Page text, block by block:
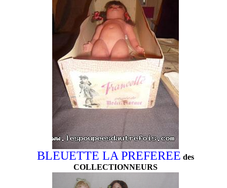
BLEUETTE LA PREFEREE des
COLLECTIONNEURS